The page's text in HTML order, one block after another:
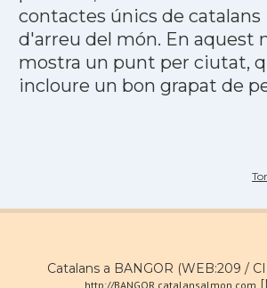
contactes únics de catalans
d'arreu del món. En aquest
mostra un punt per ciutat,
incloure un bon grapat de
Catalans a BANGOR (WEB:209 /
http://BANGOR.catalansalmon.com